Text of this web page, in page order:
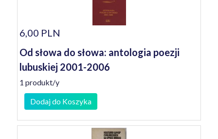
6,00 PLN
Od słowa do słowa: antologia poezji
lubuskiej 2001-2006
1 produkt/y
Dodaj do Koszyka